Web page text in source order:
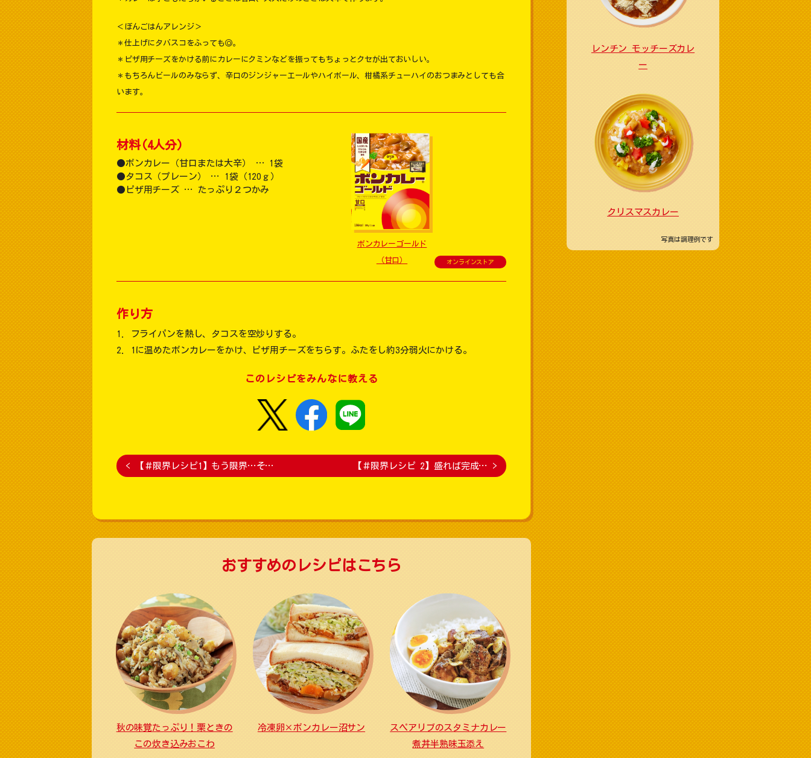
＜ぼんごはんアレンジ＞
＊仕上げにタバスコをふっても◎。
＊ピザ用チーズをかける前にカレーにクミンなどを振ってもちょっとクセが出ておいしい。
＊もちろんビールのみならず、辛口のジンジャーエールやハイボール、柑橘系チューハイのおつまみとしても合
います。
材料(4人分)
ボンカレー（甘口または大辛） … 1袋
タコス（プレーン） … 1袋（120ｇ）
ピザ用チーズ … たっぷり２つかみ
ボンカレーゴールド
（甘口） オンラインストア
作り方
フライパンを熱し、タコスを空炒りする。
1に温めたボンカレーをかけ、ピザ用チーズをちらす。ふたをし約3分弱火にかける。
このレシピをみんなに教える
< 【＃限界レシピ1】もう限界…そ… 【＃限界レシピ 2】盛れば完成… >
おすすめのレシピはこちら
秋の味覚たっぷり！栗ときの
この炊き込みおこわ
冷凍卵×ボンカレー沼サン
スペアリブのスタミナカレー
煮丼半熟味玉添え
レンチン モッチーズカレ
ー
クリスマスカレー
写真は調理例です